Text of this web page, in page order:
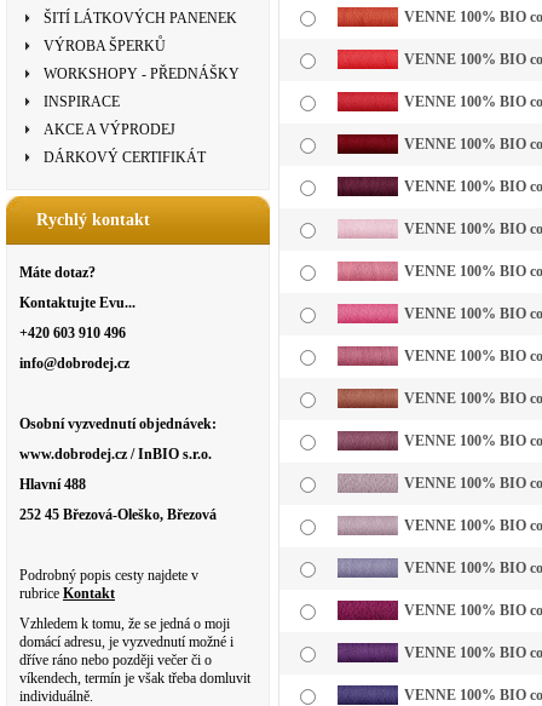
ŠITÍ LÁTKOVÝCH PANENEK
VÝROBA ŠPERKŮ
WORKSHOPY - PŘEDNÁŠKY
INSPIRACE
AKCE A VÝPRODEJ
DÁRKOVÝ CERTIFIKÁT
Rychlý kontakt
Máte dotaz?
Kontaktujte Evu...
+420 603 910 496
info@dobrodej.cz
Osobní vyzvednutí objednávek:
www.dobrodej.cz / InBIO s.r.o.
Hlavní 488
252 45 Březová-Oleško, Březová
Podrobný popis cesty najdete v
rubrice Kontakt
Vzhledem k tomu, že se jedná o moji
domácí adresu, je vyzvednutí možné i
dříve ráno nebo později večer či o
víkendech, termín je však třeba domluvit
individuálně.
VENNE 100% BIO
VENNE 100% BIO
VENNE 100% BIO
VENNE 100% BIO
VENNE 100% BIO
VENNE 100% BIO
VENNE 100% BIO
VENNE 100% BIO
VENNE 100% BIO
VENNE 100% BIO
VENNE 100% BIO
VENNE 100% BIO
VENNE 100% BIO
VENNE 100% BIO
VENNE 100% BIO
VENNE 100% BIO
VENNE 100% BIO